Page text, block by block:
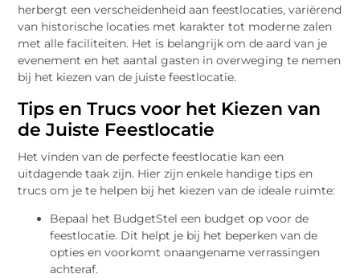
herbergt een verscheidenheid aan feestlocaties, variërend
van historische locaties met karakter tot moderne zalen
met alle faciliteiten. Het is belangrijk om de aard van je
evenement en het aantal gasten in overweging te nemen
bij het kiezen van de juiste feestlocatie.
Tips en Trucs voor het Kiezen van
de Juiste Feestlocatie
Het vinden van de perfecte feestlocatie kan een
uitdagende taak zijn. Hier zijn enkele handige tips en
trucs om je te helpen bij het kiezen van de ideale ruimte:
Bepaal het BudgetStel een budget op voor de
feestlocatie. Dit helpt je bij het beperken van de
opties en voorkomt onaangename verrassingen
achteraf.